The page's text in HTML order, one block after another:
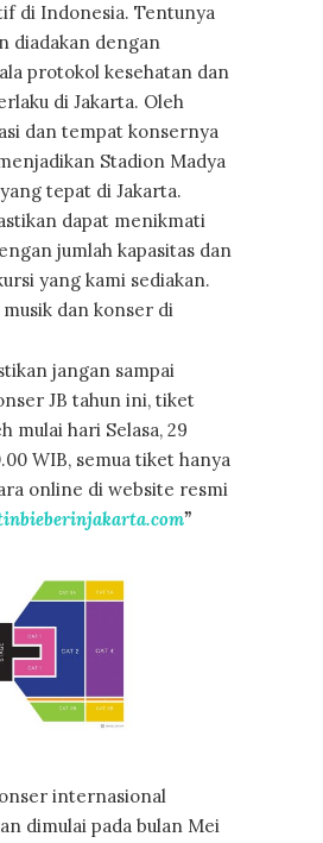
di Indonesia. Tentunya
diadakan dengan
protokol kesehatan dan
di Jakarta. Oleh
dan tempat konsernya
Stadion Madya
tepat di Jakarta.
dapat menikmati
jumlah kapasitas dan
yang kami sediakan.
dan konser di
jangan sampai
JB tahun ini, tiket
mulai hari Selasa, 29
WIB, semua tiket hanya
online di website resmi
”
internasional
dimulai pada bulan Mei